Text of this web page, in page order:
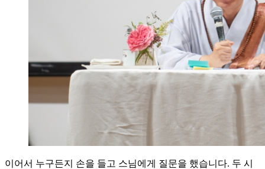
이어서 누구든지 손을 들고 스님에게 질문을 했습니다. 두 시